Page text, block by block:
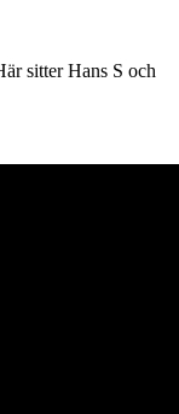
sitter Hans S och